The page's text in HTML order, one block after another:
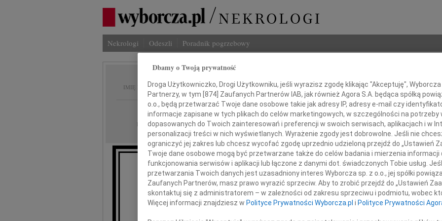
Nekrologi Odeszli Poradnik pogrzebowy
IMIĘ I NAZWISKO: Tadeusz Karwacki
REGION: Warszawa
DATA EMISJI: 18.06.2026
Z głębokim smutkiem zawiadamiamy, że w dniu 11 czerwca 2026 roku
odszedł od nas w wieku 93 lat nasz ukochany Mąż, Tata i Dziadek.
Imię i
INNE
W
Z
Ewa
W
Dbamy o Twoją prywatność
Droga Użytkowniczko, Drogi Użytkowniku, jeśli wyrazisz zgodę klikając "Akceptuję",
Partnerzy, w tym [ 874 ] Zaufanych Partnerów IAB, jak również Agora S.A. będąca spółką
o.o., będą przetwarzać Twoje dane osobowe takie jak adresy IP, adresy e-mail czy
informacje zapisane w tych plikach do celów marketingowych, w szczególności na potrzeby
dopasowanych do Twoich zainteresowań i preferencji w swoich serwisach, aplikacjach i w
personalizacji treści w nich wyświetlanych. Wyrażenie zgody jest dobrowolne. Jeśli nie
ograniczyć jej zakres lub chcesz wycofać zgodę uprzednio udzieloną przejdź do „Ustawień
Twoje dane osobowe mogą być przetwarzane także do celów badania i mierzenia
funkcjonowania serwisów i aplikacji lub łączone z danymi dot. świadczonych Tobie usług.
przetwarzania Twoich danych jest uzasadniony interes Wyborcza sp. z o.o., jej spółki
Zaufanych Partnerów, masz prawo wyrazić sprzeciw. Aby to zrobić przejdź do „Ustawień
skontaktuj się z administratorem – w zależności od zakresu sprzeciwu i podmiotu, wobec
Więcej informacji znajdziesz w Polityce Prywatności Wyborcza.pl i Polityce Prywatności